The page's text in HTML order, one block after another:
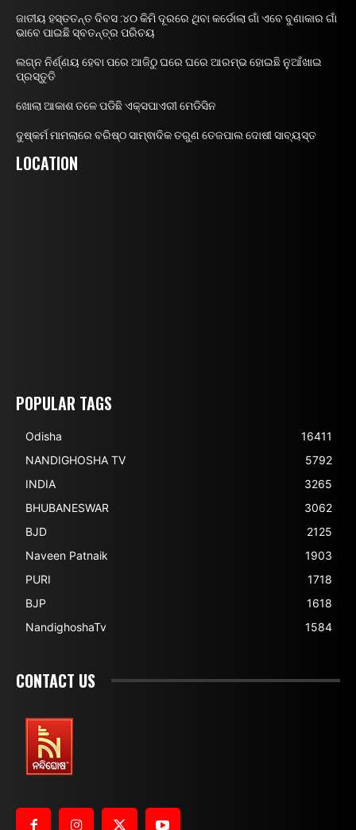
ଜାତୀୟ ହସ୍ତତନ୍ତ ଦିବସ :୪୦ କିମି ଦୂରରେ ଥିବା କର୍ଡୋଲା ଗାଁ ଏବେ ବୁଣାକାର ଗାଁ
ଭାବେ ପାଇଛି ସ୍ବତନ୍ତ୍ର ପରିଚୟ
ଲଗ୍ନ ନିର୍ଣ୍ଣୟ ହେବା ପରେ ଆଜିଠୁ ଘରେ ଘରେ ଆରମ୍ଭ ହୋଇଛି ନୁଆଁଖାଇ
ପ୍ରସ୍ତୁତି
ଖୋଲା ଆକାଶ ତଳେ ପଡିଛି ଏକ୍ସପାଏରୀ ମେଡିସିନ
ଦୁଷ୍କର୍ମ ମାମଲାରେ ବରିଷ୍ଠ ସାମ୍ଵାଦିକ ତରୁଣ ତେଜପାଲ ଦୋଷୀ ସାବ୍ୟସ୍ତ
LOCATION
POPULAR TAGS
Odisha
16411
NANDIGHOSHA TV
5792
INDIA
3265
BHUBANESWAR
3062
BJD
2125
Naveen Patnaik
1903
PURI
1718
BJP
1618
NandighoshaTv
1584
CONTACT US